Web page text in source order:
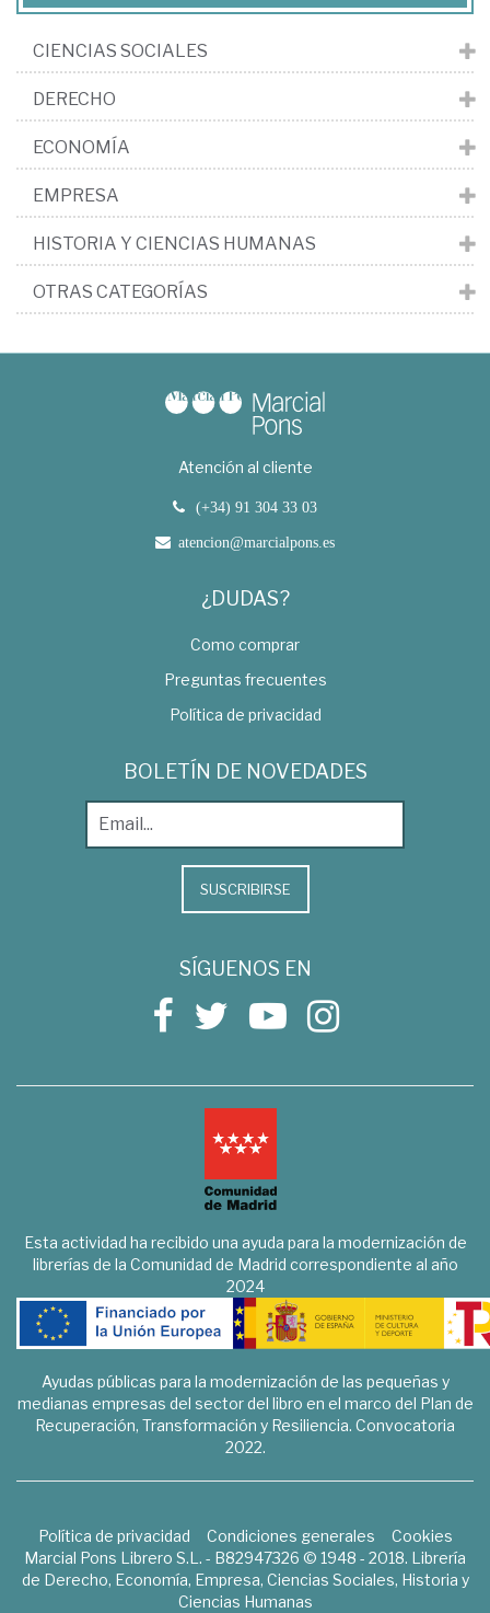
CIENCIAS SOCIALES
DERECHO
ECONOMÍA
EMPRESA
HISTORIA Y CIENCIAS HUMANAS
OTRAS CATEGORÍAS
Atención al cliente
(+34) 91 304 33 03
atencion@marcialpons.es
¿DUDAS?
Como comprar
Preguntas frecuentes
Política de privacidad
BOLETÍN DE NOVEDADES
SUSCRIBIRSE
SÍGUENOS EN
Esta actividad ha recibido una ayuda para la modernización de
librerías de la Comunidad de Madrid correspondiente al año
2024
Ayudas públicas para la modernización de las pequeñas y
medianas empresas del sector del libro en el marco del Plan de
Recuperación, Transformación y Resiliencia. Convocatoria
2022.
Política de privacidad Condiciones generales
Cookies
Marcial Pons Librero S.L. - B82947326 © 1948 - 2018. Librería
de Derecho, Economía, Empresa, Ciencias Sociales, Historia y
Ciencias Humanas